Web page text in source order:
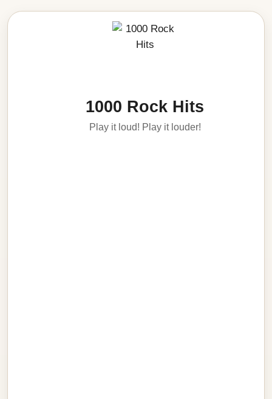
1000 Rock Hits
Play it loud! Play it louder!